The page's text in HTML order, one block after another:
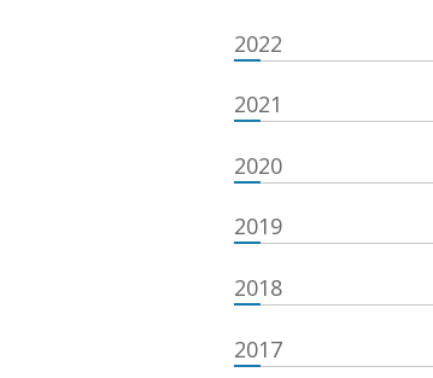
2022
2021
2020
2019
2018
2017